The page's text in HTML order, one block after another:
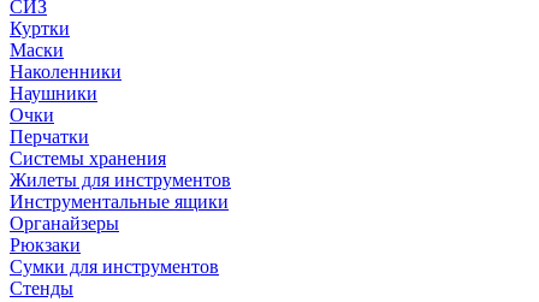
СИЗ
Куртки
Маски
Наколенники
Наушники
Очки
Перчатки
Системы хранения
Жилеты для инструментов
Инструментальные ящики
Органайзеры
Рюкзаки
Сумки для инструментов
Стенды